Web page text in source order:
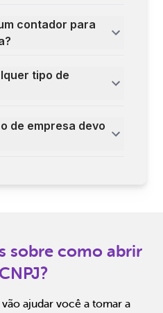
contador para
tipo de
de empresa devo
sobre como abrir
ajudar você a tomar a